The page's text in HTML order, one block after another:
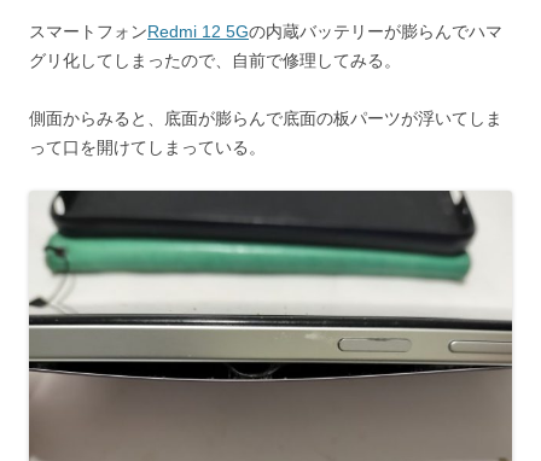
スマートフォンRedmi 12 5Gの内蔵バッテリーが膨らんでハマ
グリ化してしまったので、自前で修理してみる。
側面からみると、底面が膨らんで底面の板パーツが浮いてしま
って口を開けてしまっている。